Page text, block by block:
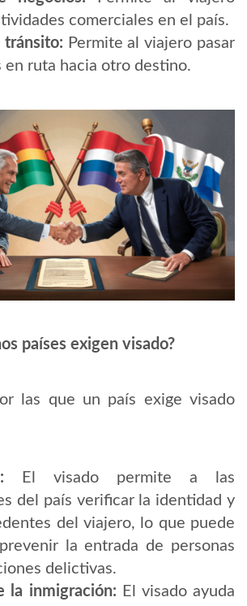
comerciales en el país.
tránsito: Permite al viajero pasar
en ruta hacia otro destino.
países exigen visado?
las que un país exige visado
El visado permite a las
del país verificar la identidad y
del viajero, lo que puede
la entrada de personas
delictivas.
la inmigración: El visado ayuda